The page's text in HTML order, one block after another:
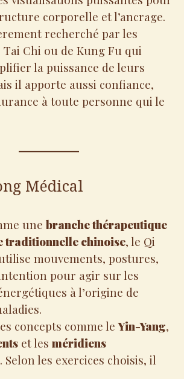
corporelle et l’ancrage.
recherché par les
Chi ou de Kung Fu qui
la puissance de leurs
il apporte aussi confiance,
à toute personne qui le
Médical
une branche thérapeutique
traditionnelle chinoise, le Qi
mouvements, postures,
pour agir sur les
à l’origine de
concepts comme leYin-Yang,
et les méridiens
. Selon les exercices choisis, il